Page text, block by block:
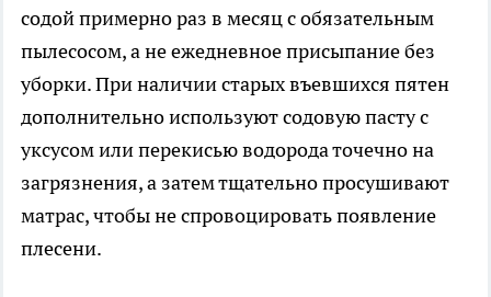
содой примерно раз в месяц с обязательным
пылесосом, а не ежедневное присыпание без
уборки. При наличии старых въевшихся пятен
дополнительно используют содовую пасту с
уксусом или перекисью водорода точечно на
загрязнения, а затем тщательно просушивают
матрас, чтобы не спровоцировать появление
плесени.